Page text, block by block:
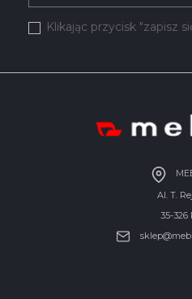
Klikając przycisk "zapisz
Al. T.
35-326